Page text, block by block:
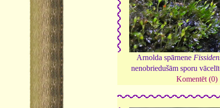
Arnolda spārnene
nenobriedušām sporu
Komentēt (0)